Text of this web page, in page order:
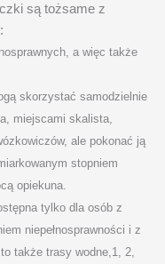
są tożsame z
a więc także
skorzystać samodzielnie
miejscami skalista,
ale pokonać ją
stopniem
opiekuna.
tylko dla osób z
niepełnosprawności i z
także trasy wodne,1, 2,